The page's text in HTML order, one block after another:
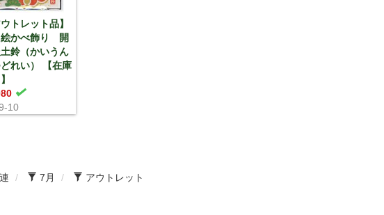
ウトレット品】
絵かべ飾り 開
鈴（かいうん
れい） 【在庫
10
7月 アウトレット